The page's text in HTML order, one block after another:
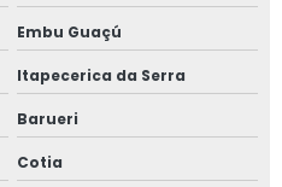
Embu Guaçú
Itapecerica da Serra
Barueri
Cotia